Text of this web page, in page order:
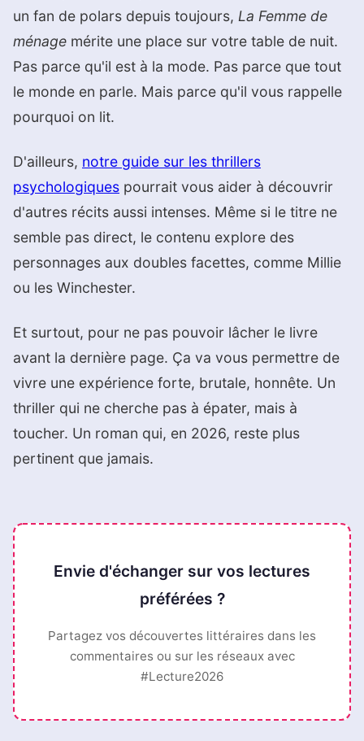
un fan de polars depuis toujours, La Femme de
ménage mérite une place sur votre table de nuit.
Pas parce qu'il est à la mode. Pas parce que tout
le monde en parle. Mais parce qu'il vous rappelle
pourquoi on lit.
D'ailleurs, notre guide sur les thrillers
psychologiques pourrait vous aider à découvrir
d'autres récits aussi intenses. Même si le titre ne
semble pas direct, le contenu explore des
personnages aux doubles facettes, comme Millie
ou les Winchester.
Et surtout, pour ne pas pouvoir lâcher le livre
avant la dernière page. Ça va vous permettre de
vivre une expérience forte, brutale, honnête. Un
thriller qui ne cherche pas à épater, mais à
toucher. Un roman qui, en 2026, reste plus
pertinent que jamais.
Envie d'échanger sur vos lectures
préférées ?
Partagez vos découvertes littéraires dans les
commentaires ou sur les réseaux avec
#Lecture2026